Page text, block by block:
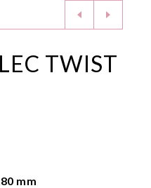
TWIST
mm